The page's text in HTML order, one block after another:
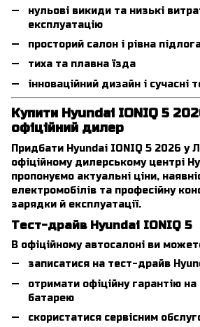
нульові викиди та низькі
експлуатацію
просторий салон і рівна
тиха та плавна їзда
інноваційний дизайн і сучасні
Купити Hyundai IONIQ 5
офіційний дилер
Придбати Hyundai IONIQ 5 2026 у
офіційному дилерському центрі
пропонуємо актуальні ціни,
електромобілів та професійну
зарядки й експлуатації.
Тест-драйв Hyundai IONIQ 5
В офіційному автосалоні ви
записатися на тест-драйв
отримати офіційну гарантію на
батарею
скористатися сервісним